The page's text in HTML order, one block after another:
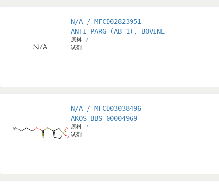
N/A / MFCD02823951
ANTI-PARG (AB-1), BOVINE
原料 ?
试剂
N/A / MFCD03038496
AKOS BBS-00004969
原料 ?
试剂